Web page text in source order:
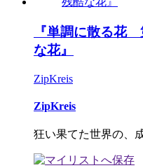
『単調に散る
な花』
ZipKreis
ZipKreis
狂い果てた世界の、